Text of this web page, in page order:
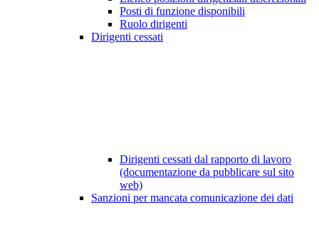
Posti di funzione disponibili
Ruolo dirigenti
Dirigenti cessati
Dirigenti cessati dal rapporto di lavoro
(documentazione da pubblicare sul sito
web)
Sanzioni per mancata comunicazione dei dati